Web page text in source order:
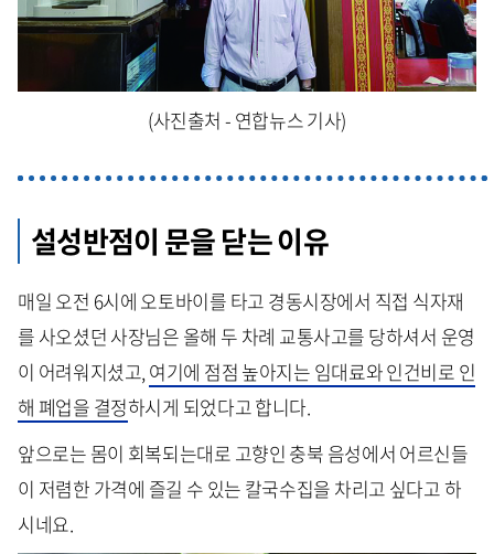
(사진출처 - 연합뉴스 기사)
설성반점이 문을 닫는 이유
매일 오전 6시에 오토바이를 타고 경동시장에서 직접 식자재
를 사오셨던 사장님은 올해 두 차례 교통사고를 당하셔서 운영
이 어려워지셨고, 여기에 점점 높아지는 임대료와 인건비로 인
해 폐업을 결정하시게 되었다고 합니다.
앞으로는 몸이 회복되는대로 고향인 충북 음성에서 어르신들
이 저렴한 가격에 즐길 수 있는 칼국수집을 차리고 싶다고 하
시네요.